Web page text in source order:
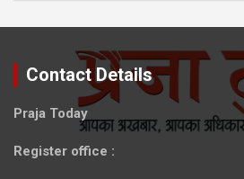
Contact Details
Praja Today
Register office :